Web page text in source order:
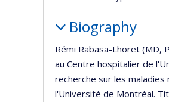
Biography
Rémi Rabasa-Lhoret (MD,
au Centre hospitalier de
recherche sur les
l'Université de Montréal.